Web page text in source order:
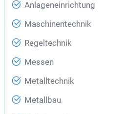
Anlageneinrichtung
Maschinentechnik
Regeltechnik
Messen
Metalltechnik
Metallbau